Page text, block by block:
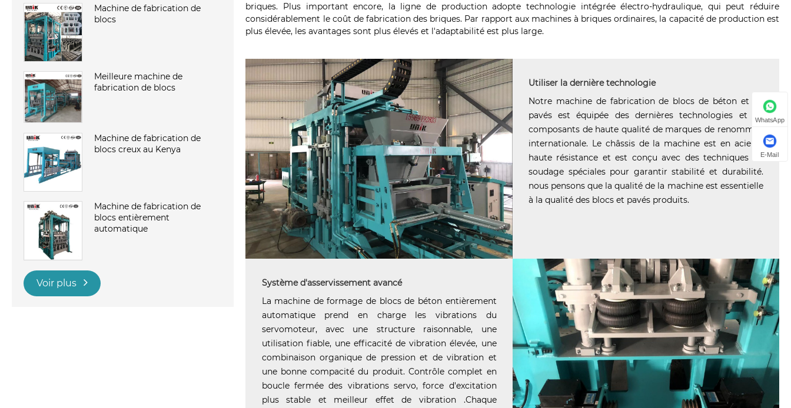
Machine de fabrication de
blocs
Meilleure machine de
fabrication de blocs
Machine de fabrication de
blocs creux au Kenya
Machine de fabrication de
blocs entièrement
automatique
Voir plus
briques. Plus important encore, la ligne de production adopte technologie intégrée électro-hydraulique, qui peut réduire
considérablement le coût de fabrication des briques. Par rapport aux machines à briques ordinaires, la capacité de production est
plus élevée, les avantages sont plus élevés et l'adaptabilité est plus large.
Utiliser la dernière technologie
Notre machine de fabrication de blocs de béton et de
pavés est équipée des dernières technologies et de
composants de haute qualité de marques de renommée
internationale. Le châssis de la machine est en acier à
haute résistance et est conçu avec des techniques de
soudage spéciales pour garantir stabilité et durabilité.
nous pensons que la qualité de la machine est essentielle
à la qualité des blocs et pavés produits.
Système d'asservissement avancé
La machine de formage de blocs de béton entièrement
automatique prend en charge les vibrations du
servomoteur, avec une structure raisonnable, une
utilisation fiable, une efficacité de vibration élevée, une
combinaison organique de pression et de vibration et
une bonne compacité du produit. Contrôle complet en
boucle fermée des vibrations servo, force d'excitation
plus stable et meilleur effet de vibration .Chaque
WhatsApp
E-Mail